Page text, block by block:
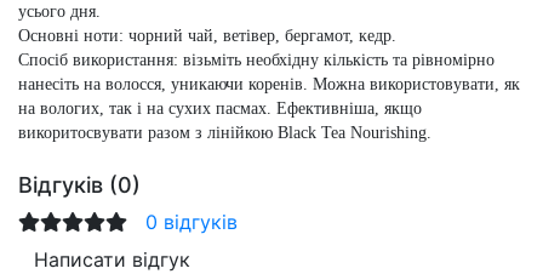
усього дня.
Основні ноти: чорний чай, ветівер, бергамот, кедр.
Спосіб використання: візьміть необхідну кількість та рівномірно
нанесіть на волосся, уникаючи коренів. Можна використовувати, як
на вологих, так і на сухих пасмах. Ефективніша, якщо
викоритосвувати разом з лінійкою Black Tea Nourishing.
Відгуків (0)
0 відгуків
Написати відгук